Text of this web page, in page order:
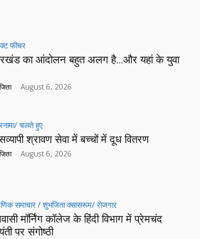
फीचर
का आंदोलन बहुत अलग है…और यहां के युवा
- August 6, 2026
चलते हुए
श्रावण सेवा में बच्चों में दूध वितरण
- August 6, 2026
समाचार / शुभजिता क्सासरूम/ रोजगार
मॉर्निंग कॉलेज के हिंदी विभाग में प्रेमचंद
पर संगोष्ठी